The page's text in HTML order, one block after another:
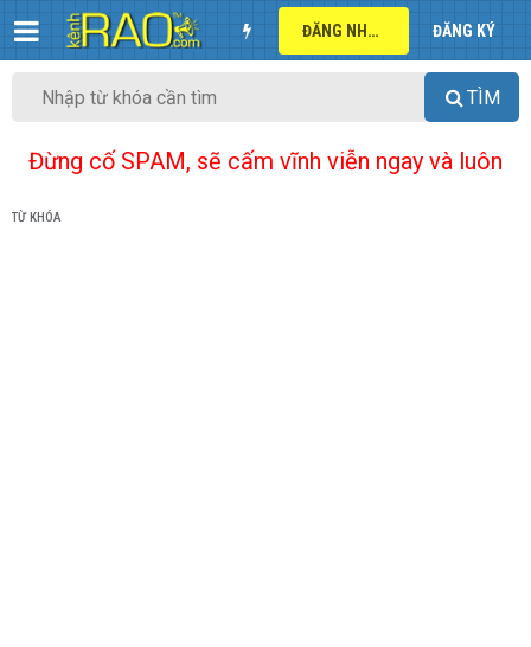
ĐĂNG NHẬP ĐĂNG KÝ
TÌM
Đừng cố SPAM, sẽ cấm vĩnh viễn ngay và luôn
TỪ KHÓA